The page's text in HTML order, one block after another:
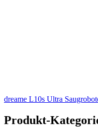
dreame L10s Ultra
Produkt-